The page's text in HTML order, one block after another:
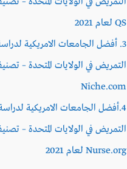
QS لعام 2021
3. أفضل الجامعات الامريكية
التمريض في الولايات المتحدة –
Niche.com
4.أفضل الجامعات الامريكية
التمريض في الولايات المتحدة –
Nurse.org لعام 2021